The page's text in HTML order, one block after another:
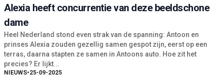
Alexia heeft concurrentie van deze beeldschone
dame
Heel Nederland stond even strak van de spanning: Antoon en
prinses Alexia zouden gezellig samen gespot zijn, eerst op een
terras, daarna stapten ze samen in Antoons auto. Hoe zit het
precies? Er lijkt...
NIEUWS•25-09-2025